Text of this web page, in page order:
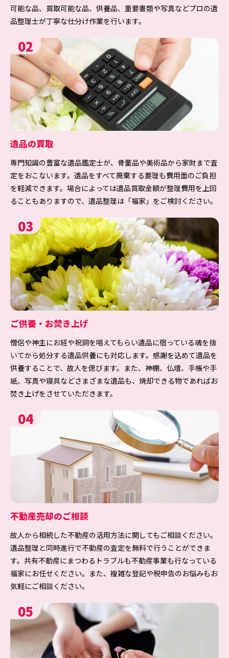
可能な品、買取可能な品、供養品、重要書類や写真などプロの遺
品整理士が丁寧な仕分け作業を行います。
02
遺品の買取
専門知識の豊富な遺品鑑定士が、骨董品や美術品から家財まで査
定をおこないます。遺品をすべて廃棄する要理も費用面のご負担
を軽減できます。場合によっては遺品買取金額が整理費用を上回
ることもありますので、遺品整理は「福家」をご検討ください。
03
ご供養・お焚き上げ
僧侶や神主にお経や祝詞を唱えてもらい遺品に宿っている魂を抜
いてから処分する遺品供養にも対応します。感謝を込めて遺品を
供養することで、故人を偲びます。また、神棚、仏壇、手帳や手
紙、写真や寝具などさまざまな遺品も、焼却できる物であればお
焚き上げをさせていただきます。
04
不動産売却のご相談
故人から相続した不動産の活用方法に関してもご相談ください。
遺品整理と同時進行で不動産の査定を無料で行うことができま
す。共有不動産にまつわるトラブルも不動産事業も行なっている
福家にお任せください。また、複雑な登記や税申告のお悩みもお
気軽にご相談ください。
05